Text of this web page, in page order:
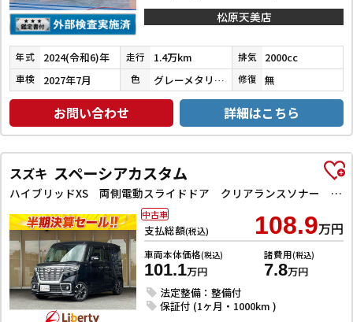
松原天美店
年式 2024(令和6)年 走行 1.4万km 排気 2000cc
車検 2027年7月 色 グレーメタリック 修復 無
お問い合わせ 詳細はこちら
スズキ スペーシアカスタム
ハイブリッドXS 両側電動スライドドア クリアランスソナー レーンアシスト 衝突被害軽減システム オートライト スマートキー アイドリングストップ 電動格納ミラー シートヒーター ベンチシート CVT ESC
支払総額(税込) 108.9万円
車両本体価格(税込)
101.1万円
諸費用(税込)
7.8万円
法定整備：整備付
保証付 (1ヶ月・1000km )
中古車